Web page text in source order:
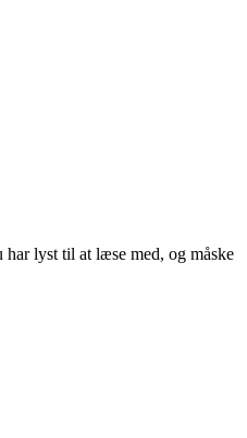
lyst til at læse med, og måske